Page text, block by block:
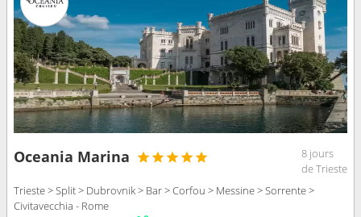
Oceania Marina
8 jours
de Trieste
Trieste > Split > Dubrovnik > Bar > Corfou > Messine > Sorrente >
Civitavecchia - Rome